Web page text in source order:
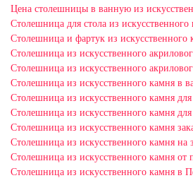
Цена столешницы в ванную из
Столешница для стола из искусственного
Столешница и фартук из искусственного
Столешница из искусственного
Столешница из искусственного
Столешница из искусственного камня в
Столешница из искусственного камня
Столешница из искусственного камня
Столешница из искусственного камня
Столешница из искусственного камня на
Столешница из искусственного камня от
Столешница из искусственного камня в